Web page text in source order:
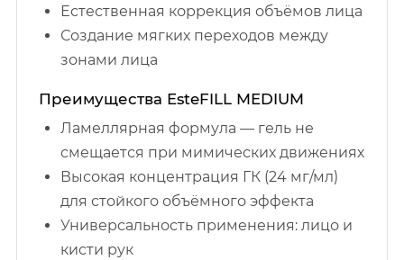
Естественная коррекция объёмов лица
Создание мягких переходов между
зонами лица
Преимущества EsteFILL MEDIUM
Ламеллярная формула — гель не
смещается при мимических движениях
Высокая концентрация ГК (24 мг/мл)
для стойкого объёмного эффекта
Универсальность применения: лицо и
кисти рук